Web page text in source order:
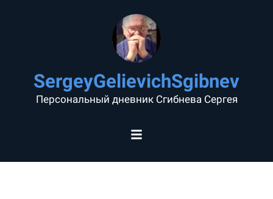
SergeyGelievichSgibnev
Персональный дневник Сгибнева Сергея